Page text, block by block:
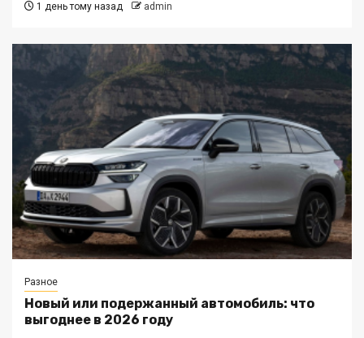
1 день тому назад admin
Разное
Новый или подержанный автомобиль: что
выгоднее в 2026 году